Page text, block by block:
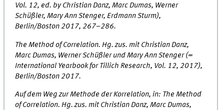
Vol. 12, ed. by Christian Danz, Marc Dumas, Werner
Schüßler, Mary Ann Stenger, Erdmann Sturm),
Berlin/Boston 2017, 267–286.
The Method of Correlation. Hg. zus. mit Christian Danz,
Marc Dumas, Werner Schüßler und Mary Ann Stenger (=
International Yearbook for Tillich Research, Vol. 12, 2017),
Berlin/Boston 2017.
Auf dem Weg zur Methode der Korrelation, in: The Method
of Correlation. Hg. zus. mit Christian Danz, Marc Dumas,